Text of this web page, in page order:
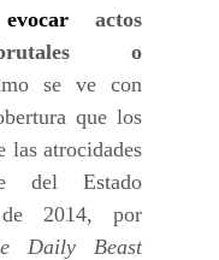
actos
o
se ve con
que los
las atrocidades
del Estado
2014, por
Daily Beast